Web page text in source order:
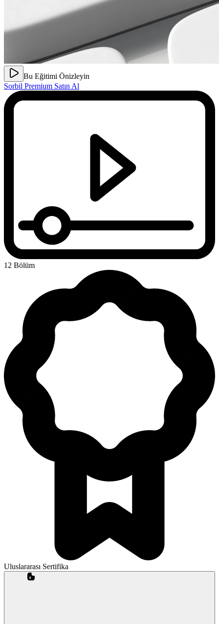
Bu Eğitimi Önizleyin
Sorbil Premium Satın Al
12 Bölüm
Uluslararası Sertifika